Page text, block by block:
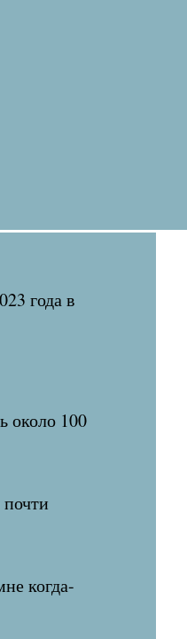
года в
около 100
когда-